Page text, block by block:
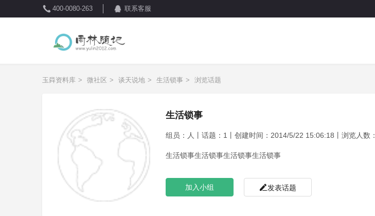
400-0080-263 联系客服
玉粦资料库 > 微社区 > 谈天说地 > 生活锁事 > 浏览话题
生活锁事
组员：人丨话题：1丨创建时间：2014/5/22 15:06:18丨浏览人数：
生活锁事生活锁事生活锁事生活锁事
加入小组 发表话题